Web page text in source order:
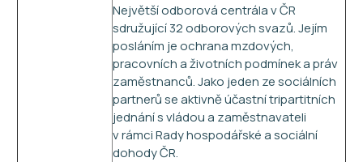
Největší odborová centrála v ČR
sdružující 32 odborových svazů. Jejím
posláním je ochrana mzdových,
pracovních a životních podmínek a práv
zaměstnanců. Jako jeden ze sociálních
partnerů se aktivně účastní tripartitních
jednání s vládou a zaměstnavateli
v rámci Rady hospodářské a sociální
dohody ČR.